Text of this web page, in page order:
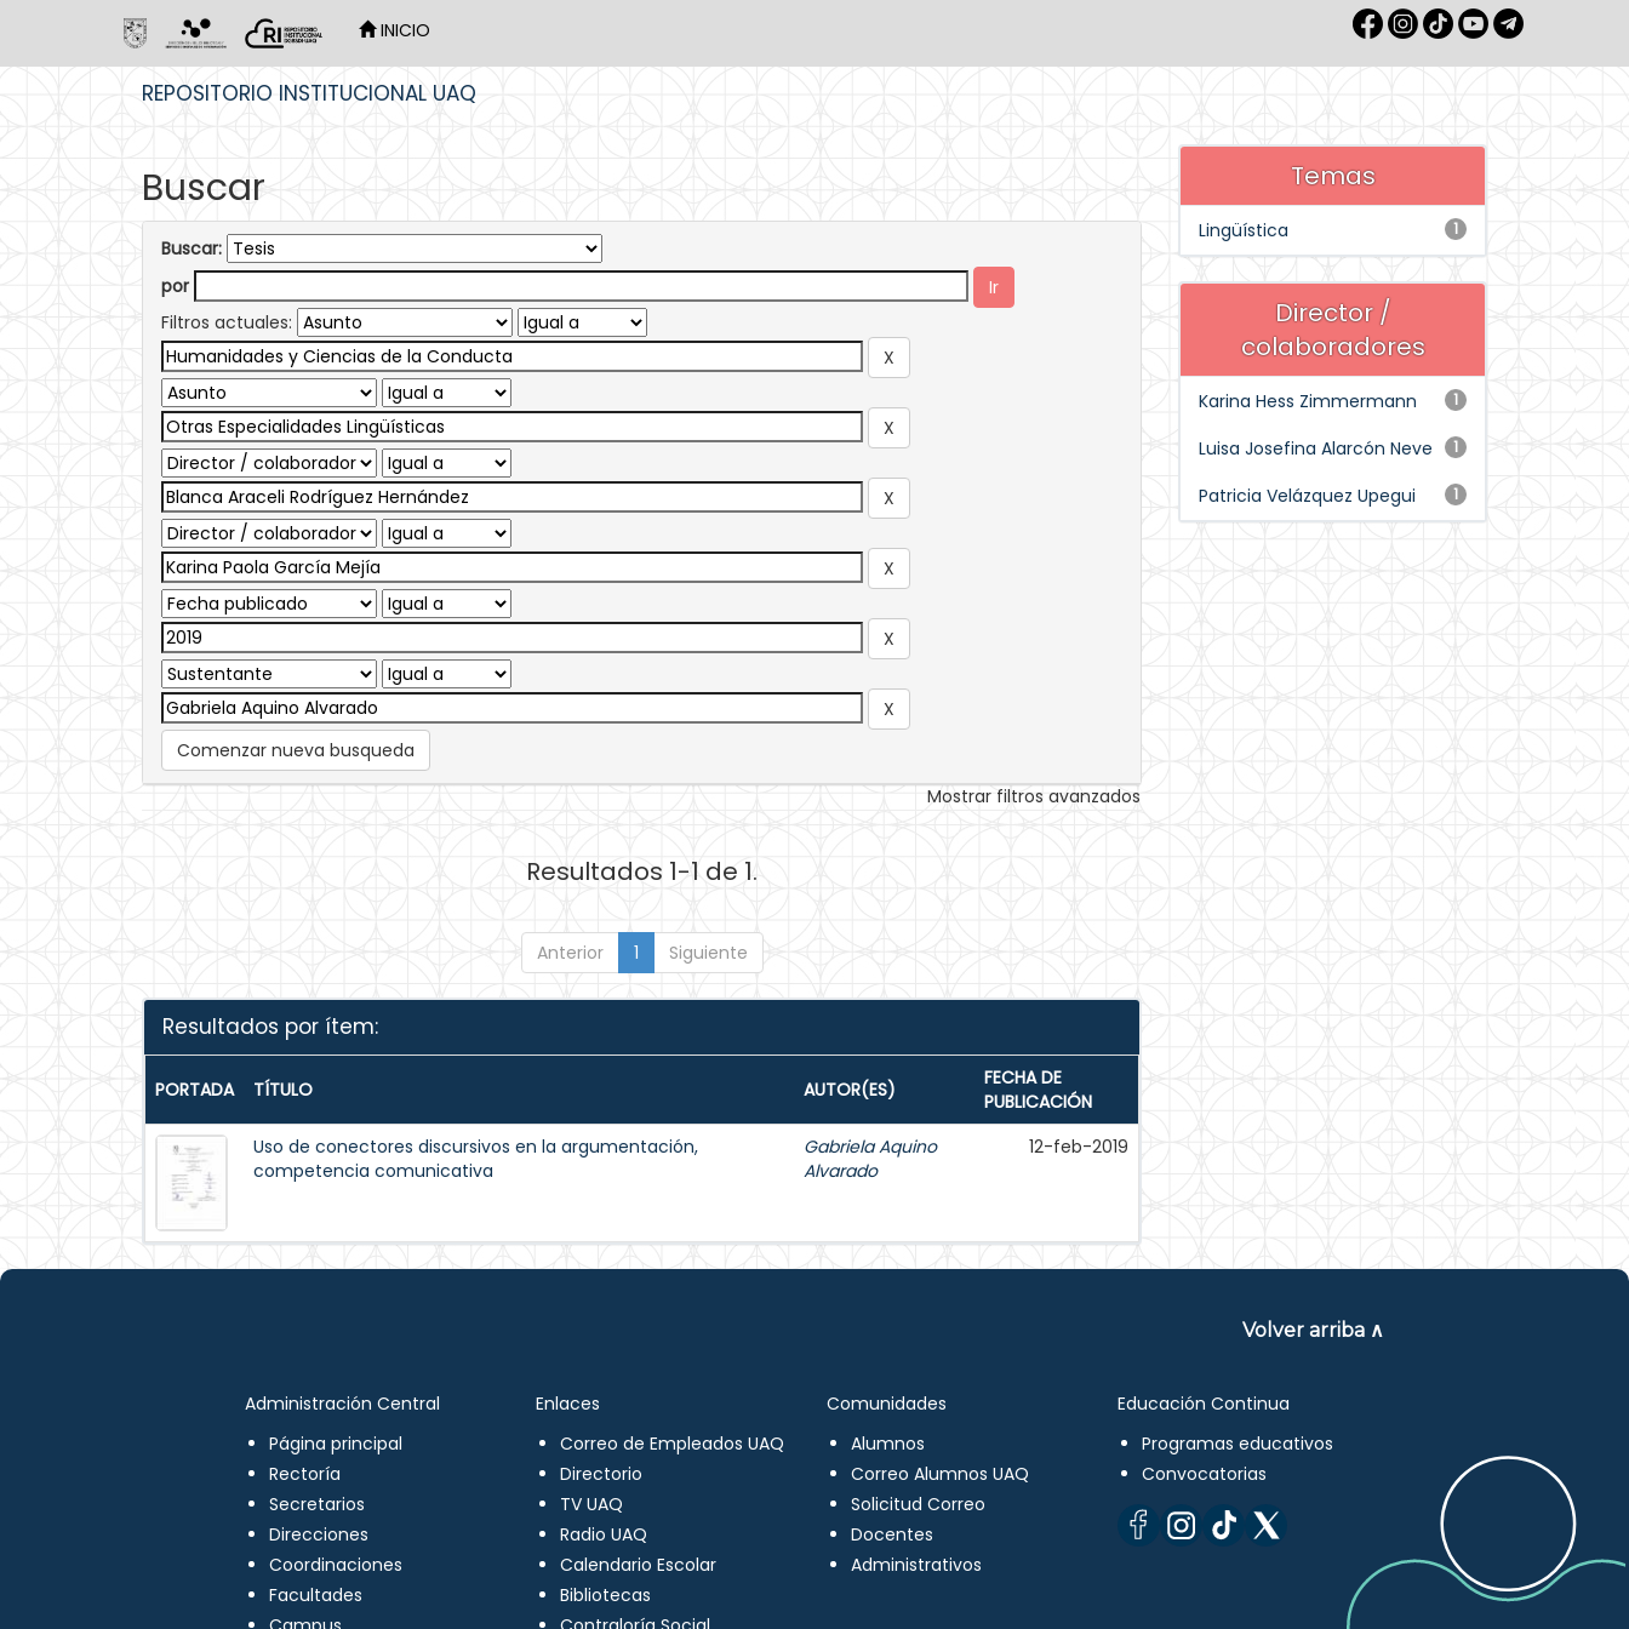
INICIO
REPOSITORIO INSTITUCIONAL UAQ
Buscar
Buscar:
por
Filtros actuales:
Comenzar nueva busqueda
Mostrar filtros avanzados
Resultados 1-1 de 1.
Anterior 1 Siguiente
Resultados por ítem:
PORTADA TÍTULO AUTOR(ES)
FECHA DE
PUBLICACIÓN
Uso de conectores discursivos en la argumentación,
competencia comunicativa
Gabriela Aquino
Alvarado
12-feb-2019
Temas
1
Lingüística
Director /
colaboradores
1
Karina Hess Zimmermann
1
Luisa Josefina Alarcón Neve
1
Patricia Velázquez Upegui
Volver arriba ∧
Administración Central
Página principal
Rectoría
Secretarios
Direcciones
Coordinaciones
Facultades
Enlaces
Correo de Empleados UAQ
Directorio
TV UAQ
Radio UAQ
Calendario Escolar
Bibliotecas
Comunidades
Alumnos
Correo Alumnos UAQ
Solicitud Correo
Docentes
Administrativos
Educación Continua
Programas educativos
Convocatorias